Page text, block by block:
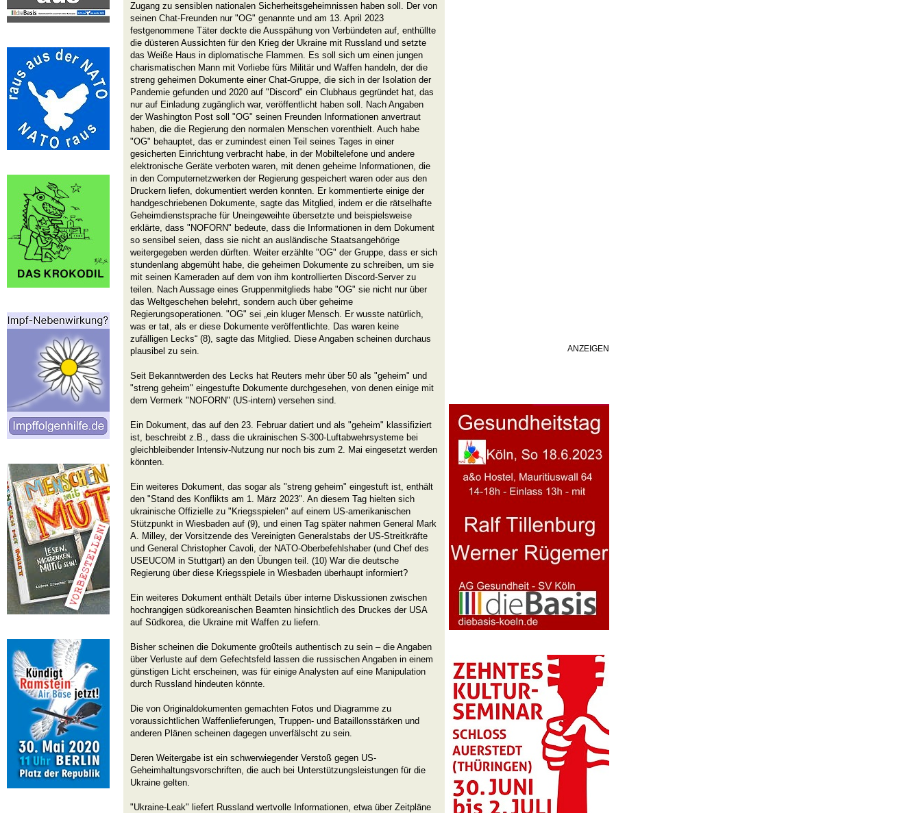
Zugang zu sensiblen nationalen Sicherheitsgeheimnissen haben soll. Der von
seinen Chat-Freunden nur "OG" genannte und am 13. April 2023
festgenommene Täter deckte die Ausspähung von Verbündeten auf, enthüllte
die düsteren Aussichten für den Krieg der Ukraine mit Russland und setzte
das Weiße Haus in diplomatische Flammen. Es soll sich um einen jungen
charismatischen Mann mit Vorliebe fürs Militär und Waffen handeln, der die
streng geheimen Dokumente einer Chat-Gruppe, die sich in der Isolation der
Pandemie gefunden und 2020 auf "Discord" ein Clubhaus gegründet hat, das
nur auf Einladung zugänglich war, veröffentlicht haben soll. Nach Angaben
der Washington Post soll "OG" seinen Freunden Informationen anvertraut
haben, die die Regierung den normalen Menschen vorenthielt. Auch habe
"OG" behauptet, das er zumindest einen Teil seines Tages in einer
gesicherten Einrichtung verbracht habe, in der Mobiltelefone und andere
elektronische Geräte verboten waren, mit denen geheime Informationen, die
in den Computernetzwerken der Regierung gespeichert waren oder aus den
Druckern liefen, dokumentiert werden konnten. Er kommentierte einige der
handgeschriebenen Dokumente, sagte das Mitglied, indem er die rätselhafte
Geheimdienstsprache für Uneingeweihte übersetzte und beispielsweise
erklärte, dass "NOFORN" bedeute, dass die Informationen in dem Dokument
so sensibel seien, dass sie nicht an ausländische Staatsangehörige
weitergegeben werden dürften. Weiter erzählte "OG" der Gruppe, dass er sich
stundenlang abgemüht habe, die geheimen Dokumente zu schreiben, um sie
mit seinen Kameraden auf dem von ihm kontrollierten Discord-Server zu
teilen. Nach Aussage eines Gruppenmitglieds habe "OG" sie nicht nur über
das Weltgeschehen belehrt, sondern auch über geheime
Regierungsoperationen. "OG" sei „ein kluger Mensch. Er wusste natürlich,
was er tat, als er diese Dokumente veröffentlichte. Das waren keine
zufälligen Lecks“ (8), sagte das Mitglied. Diese Angaben scheinen durchaus
plausibel zu sein.
Seit Bekanntwerden des Lecks hat Reuters mehr über 50 als "geheim" und
"streng geheim" eingestufte Dokumente durchgesehen, von denen einige mit
dem Vermerk "NOFORN" (US-intern) versehen sind.
Ein Dokument, das auf den 23. Februar datiert und als "geheim" klassifiziert
ist, beschreibt z.B., dass die ukrainischen S-300-Luftabwehrsysteme bei
gleichbleibender Intensiv-Nutzung nur noch bis zum 2. Mai eingesetzt werden
könnten.
Ein weiteres Dokument, das sogar als "streng geheim" eingestuft ist, enthält
den "Stand des Konflikts am 1. März 2023". An diesem Tag hielten sich
ukrainische Offizielle zu "Kriegsspielen" auf einem US-amerikanischen
Stützpunkt in Wiesbaden auf (9), und einen Tag später nahmen General Mark
A. Milley, der Vorsitzende des Vereinigten Generalstabs der US-Streitkräfte
und General Christopher Cavoli, der NATO-Oberbefehlshaber (und Chef des
USEUCOM in Stuttgart) an den Übungen teil. (10) War die deutsche
Regierung über diese Kriegsspiele in Wiesbaden überhaupt informiert?
Ein weiteres Dokument enthält Details über interne Diskussionen zwischen
hochrangigen südkoreanischen Beamten hinsichtlich des Druckes der USA
auf Südkorea, die Ukraine mit Waffen zu liefern.
Bisher scheinen die Dokumente gro0teils authentisch zu sein – die Angaben
über Verluste auf dem Gefechtsfeld lassen die russischen Angaben in einem
günstigen Licht erscheinen, was für einige Analysten auf eine Manipulation
durch Russland hindeuten könnte.
Die von Originaldokumenten gemachten Fotos und Diagramme zu
voraussichtlichen Waffenlieferungen, Truppen- und Bataillonsstärken und
anderen Plänen scheinen dagegen unverfälscht zu sein.
Deren Weitergabe ist ein schwerwiegender Verstoß gegen US-
Geheimhaltungsvorschriften, die auch bei Unterstützungsleistungen für die
Ukraine gelten.
"Ukraine-Leak" liefert Russland wertvolle Informationen, etwa über Zeitpläne
ANZEIGEN